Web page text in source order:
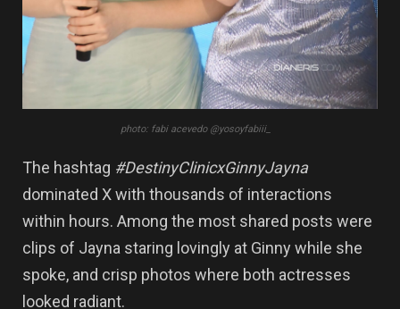
photo: fabi acevedo @yosoyfabiii_
The hashtag #DestinyClinicxGinnyJayna
dominated X with thousands of interactions
within hours. Among the most shared posts were
clips of Jayna staring lovingly at Ginny while she
spoke, and crisp photos where both actresses
looked radiant.